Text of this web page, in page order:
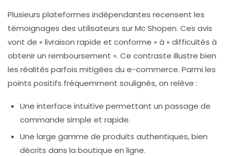
Plusieurs plateformes indépendantes recensent les
témoignages des utilisateurs sur Mc Shopen. Ces avis
vont de « livraison rapide et conforme » à « difficultés à
obtenir un remboursement ». Ce contraste illustre bien
les réalités parfois mitigées du e-commerce. Parmi les
points positifs fréquemment soulignés, on relève :
Une interface intuitive permettant un passage de
commande simple et rapide.
Une large gamme de produits authentiques, bien
décrits dans la boutique en ligne.